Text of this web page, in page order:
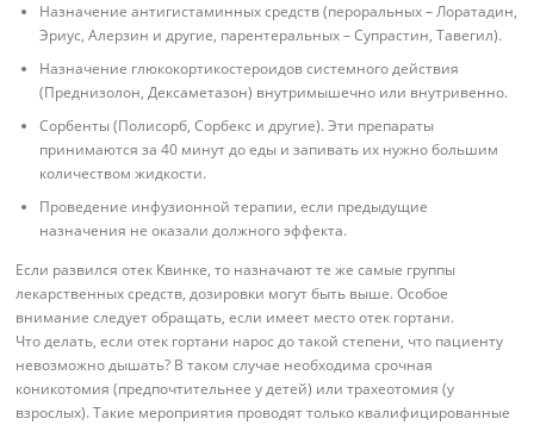
Назначение антигистаминных средств (пероральных – Лоратадин,
Эриус, Алерзин и другие, парентеральных – Супрастин, Тавегил).
Назначение глюкокортикостероидов системного действия
(Преднизолон, Дексаметазон) внутримышечно или внутривенно.
Сорбенты (Полисорб, Сорбекс и другие). Эти препараты
принимаются за 40 минут до еды и запивать их нужно большим
количеством жидкости.
Проведение инфузионной терапии, если предыдущие
назначения не оказали должного эффекта.
Если развился отек Квинке, то назначают те же самые группы
лекарственных средств, дозировки могут быть выше. Особое
внимание следует обращать, если имеет место отек гортани.
Что делать, если отек гортани нарос до такой степени, что пациенту
невозможно дышать? В таком случае необходима срочная
коникотомия (предпочтительнее у детей) или трахеотомия (у
взрослых). Такие мероприятия проводят только квалифицированные